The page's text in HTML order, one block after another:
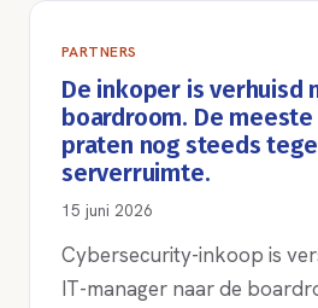
PARTNERS
De inkoper is verhuisd
boardroom. De meeste
praten nog steeds
serverruimte.
15 juni 2026
Cybersecurity-inkoop is
IT-manager naar de